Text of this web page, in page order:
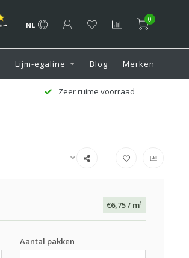
NL
0
Lijm-egaline Blog Merken
Klantenservice 7 dagen per week
€6,75/ m¹
Aantal pakken